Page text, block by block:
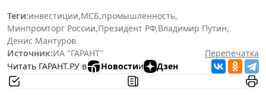
Теги:инвестиции,МСБ,промышленность,
Минпромторг России,Президент РФ,Владимир Путин,
Денис Мантуров
Источник:ИА "ГАРАНТ"
Перепечатка
Читать ГАРАНТ.РУ в
Новостии Дзен